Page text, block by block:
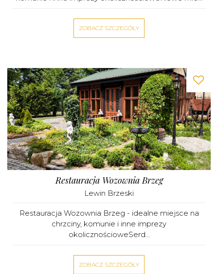
ZOBACZ SZCZEGÓŁY
Restauracja Wozownia Brzeg
Lewin Brzeski
Restauracja Wozownia Brzeg - idealne miejsce na
chrzciny, komunie i inne imprezy
okolicznościoweSerd...
ZOBACZ SZCZEGÓŁY